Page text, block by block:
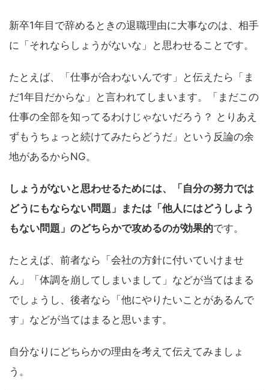
新卒1年目で辞めるときの退職理由に大事なのは、相手
に「それならしょうがないな」と思わせることです。
たとえば、「仕事が合わないんです」と伝えたら「ま
だ1年目だからな」と言われてしまいます。「まだこの
仕事の全部を知ってるわけじゃないだろう？ とりあえ
ずもうちょっと続けてみたらどうだ」という反論の余
地があるからNG。
しょうがないと思わせるためには、「自分の努力では
どうにもならない問題」または「他人にはどうしよう
もない問題」のどちらかで攻めるのが効果的です。
たとえば、前者なら「会社の方針に付いていけませ
ん」「体調を崩してしまいまして」などが当てはまる
でしょうし、後者なら「他にやりたいことがあるんで
す」などが当てはまると思います。
自分なりにどちらかの理由を考えて伝えてみましょ
う。